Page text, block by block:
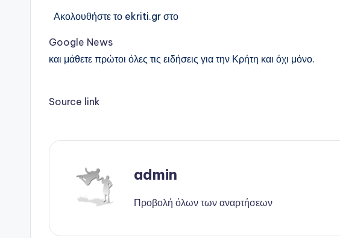
Ακολουθήστε το ekriti.gr στο
Google News
και μάθετε πρώτοι όλες τις ειδήσεις για την Κρήτη και όχι μόνο.
Source link
admin
Προβολή όλων των αναρτήσεων